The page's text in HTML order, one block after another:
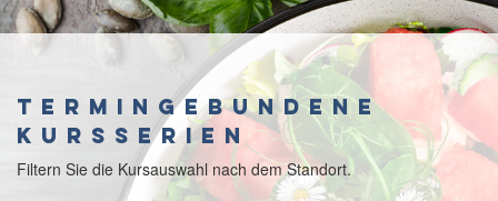
Termingebundene
Kursserien
Filtern Sie die Kursauswahl nach dem Standort.